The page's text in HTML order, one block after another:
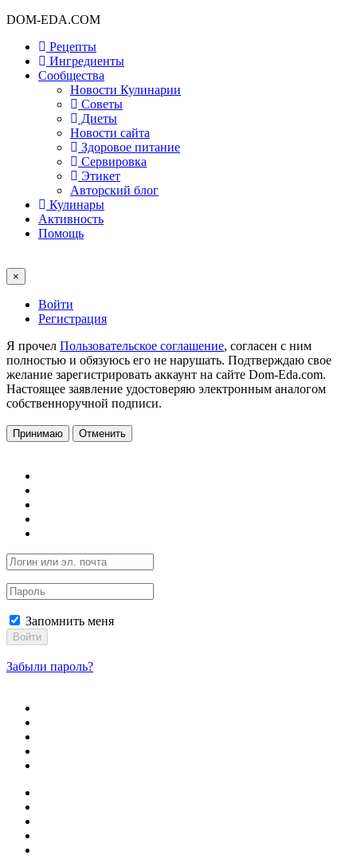
DOM-EDA.COM
Рецепты
Ингредиенты
Сообщества
Новости Кулинарии
Советы
Диеты
Новости сайта
Здоровое питание
Сервировка
Этикет
Авторский блог
Кулинары
Активность
Помощь
×
Войти
Регистрация
Я прочел Пользовательское соглашение, согласен с ним
полностью и обязуюсь его не нарушать. Подтверждаю свое
желание зарегистрировать аккаунт на сайте Dom-Eda.com.
Настоящее заявление удостоверяю электронным аналогом
собственноручной подписи.
Принимаю Отменить
Запомнить меня
Войти
Забыли пароль?